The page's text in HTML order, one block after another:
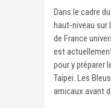
Dans le cadre
haut-niveau sur
de France
est
pour y préparer
Taipei. Les
amicaux avant